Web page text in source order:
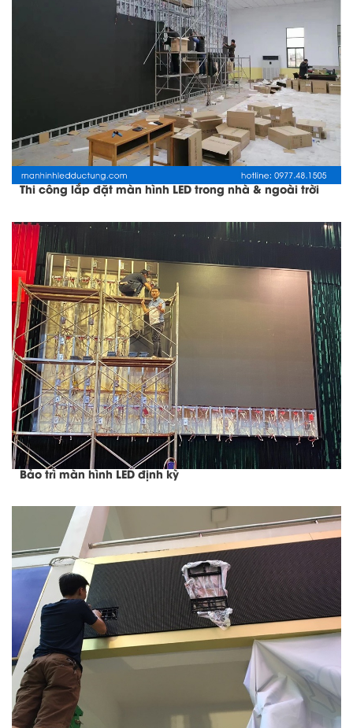
Thi công lắp đặt màn hình LED trong nhà & ngoài trời
Bảo trì màn hình LED định kỳ